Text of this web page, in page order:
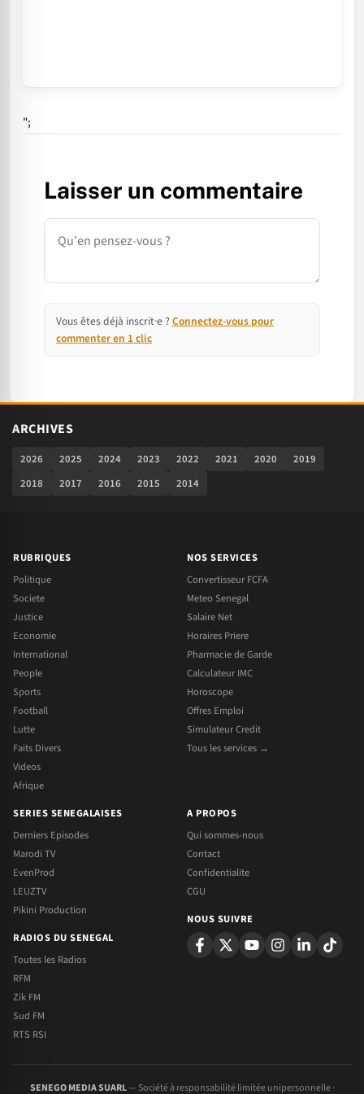
";
Laisser un commentaire
Commentaire
Vous êtes déjà inscrit·e ? Connectez-vous pour
commenter en 1 clic
ARCHIVES
2026 2025 2024 2023 2022 2021 2020
2019
2018
2017 2016 2015 2014
RUBRIQUES
Politique
Societe
Justice
Economie
International
People
Sports
Football
Lutte
Faits Divers
Videos
Afrique
NOS SERVICES
Convertisseur FCFA
Meteo Senegal
Salaire Net
Horaires Priere
Pharmacie de Garde
Calculateur IMC
Horoscope
Offres Emploi
Simulateur Credit
Tous les services →
SERIES SENEGALAISES
Derniers Episodes
Marodi TV
EvenProd
LEUZTV
Pikini Production
RADIOS DU SENEGAL
Toutes les Radios
RFM
Zik FM
Sud FM
RTS RSI
A PROPOS
Qui sommes-nous
Contact
Confidentialite
CGU
NOUS SUIVRE
SENEGO MEDIA SUARL— Société à responsabilité limitée unipersonnelle ·